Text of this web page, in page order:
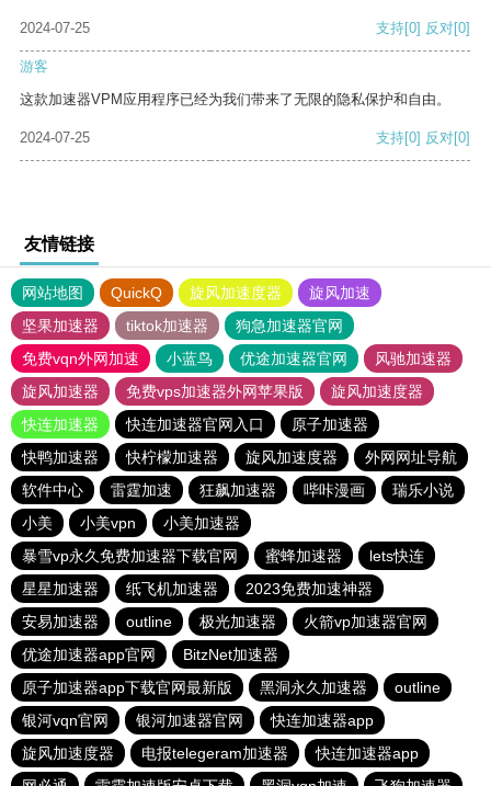
2024-07-25 支持[0] 反对[0]
游客
这款加速器VPM应用程序已经为我们带来了无限的隐私保护和自由。
2024-07-25 支持[0] 反对[0]
友情链接
网站地图 QuickQ 旋风加速度器
旋风加速
坚果加速器
tiktok加速器
狗急加速器官网
免费vqn外网加速
小蓝鸟 优途加速器官网
风驰加速器
旋风加速器
免费vps加速器外网苹果版
旋风加速度器
快连加速器
快连加速器官网入口
原子加速器
快鸭加速器
快柠檬加速器 旋风加速度器
外网网址导航
软件中心
雷霆加速 狂飙加速器 哔咔漫画
瑞乐小说
小美
小美vpn
小美加速器
暴雪vp永久免费加速器下载官网
蜜蜂加速器
lets快连
星星加速器
纸飞机加速器
2023免费加速神器
安易加速器
outline 极光加速器
火箭vp加速器官网
优途加速器app官网
BitzNet加速器
原子加速器app下载官网最新版
黑洞永久加速器
outline
银河vqn官网
银河加速器官网
快连加速器app
旋风加速度器
电报telegeram加速器
快连加速器app